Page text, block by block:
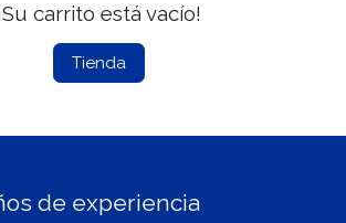
carrito está vacío!
Tienda
de experiencia